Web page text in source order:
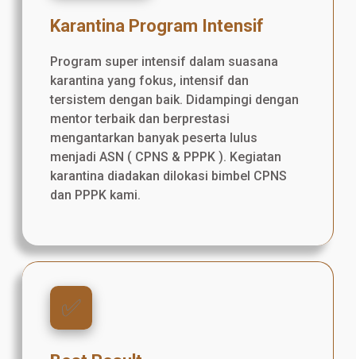
Karantina Program Intensif
Program super intensif dalam suasana
karantina yang fokus, intensif dan
tersistem dengan baik. Didampingi dengan
mentor terbaik dan berprestasi
mengantarkan banyak peserta lulus
menjadi ASN ( CPNS & PPPK ). Kegiatan
karantina diadakan dilokasi bimbel CPNS
dan PPPK kami.
✅️